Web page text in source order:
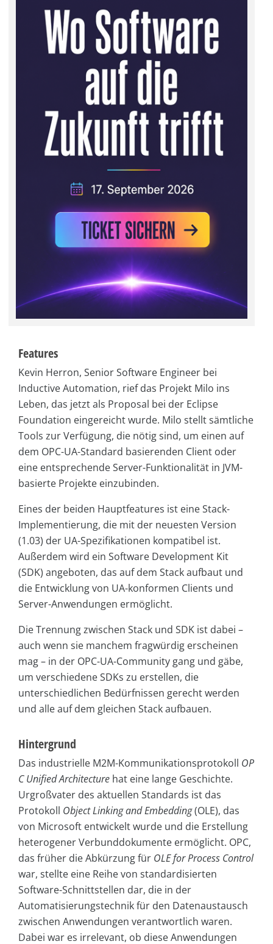
Features
Kevin Herron, Senior Software Engineer bei
Inductive Automation, rief das Projekt Milo ins
Leben, das jetzt als Proposal bei der Eclipse
Foundation eingereicht wurde. Milo stellt sämtliche
Tools zur Verfügung, die nötig sind, um einen auf
dem OPC-UA-Standard basierenden Client oder
eine entsprechende Server-Funktionalität in JVM-
basierte Projekte einzubinden.
Eines der beiden Hauptfeatures ist eine Stack-
Implementierung, die mit der neuesten Version
(1.03) der UA-Spezifikationen kompatibel ist.
Außerdem wird ein Software Development Kit
(SDK) angeboten, das auf dem Stack aufbaut und
die Entwicklung von UA-konformen Clients und
Server-Anwendungen ermöglicht.
Die Trennung zwischen Stack und SDK ist dabei –
auch wenn sie manchem fragwürdig erscheinen
mag – in der OPC-UA-Community gang und gäbe,
um verschiedene SDKs zu erstellen, die
unterschiedlichen Bedürfnissen gerecht werden
und alle auf dem gleichen Stack aufbauen.
Hintergrund
Das industrielle M2M-Kommunikationsprotokoll OP
C Unified Architecture hat eine lange Geschichte.
Urgroßvater des aktuellen Standards ist das
Protokoll Object Linking and Embedding(OLE), das
von Microsoft entwickelt wurde und die Erstellung
heterogener Verbunddokumente ermöglicht. OPC,
das früher die Abkürzung für OLE for Process Control
war, stellte eine Reihe von standardisierten
Software-Schnittstellen dar, die in der
Automatisierungstechnik für den Datenaustausch
zwischen Anwendungen verantwortlich waren.
Dabei war es irrelevant, ob diese Anwendungen